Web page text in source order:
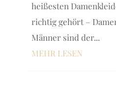
heißesten
richtig gehört –
Männer sind der...
MEHR LESEN